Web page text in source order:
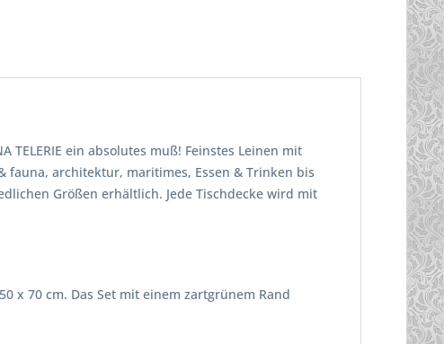
TELERIE ein absolutes muß! Feinstes Leinen mit
architektur, maritimes, Essen & Trinken bis
Größen erhältlich. Jede Tischdecke wird mit
x 70 cm. Das Set mit einem zartgrünem Rand